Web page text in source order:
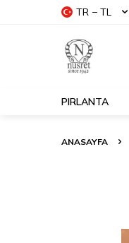
TR − TL
PIRLANTA
ANASAYFA